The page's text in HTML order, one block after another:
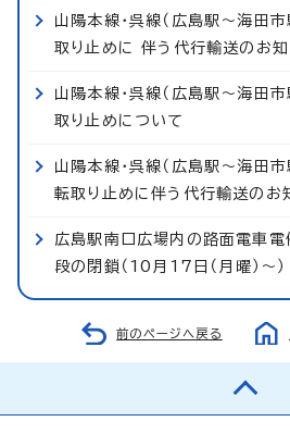
山陽本線・呉線（広島駅～海田
取り止めに 伴う代行輸送のお知
山陽本線・呉線（広島駅～海田
取り止めについて
山陽本線・呉線（広島駅～海田
転取り止めに伴う代行輸送のお
広島駅南口広場内の路面電車
段の閉鎖（10月17日（月曜）～）
前のページへ戻る